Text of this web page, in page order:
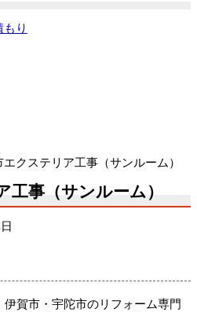
り
エクステリア工事（サンルーム）
事（サンルーム）
賀市・宇陀市のリフォーム専門